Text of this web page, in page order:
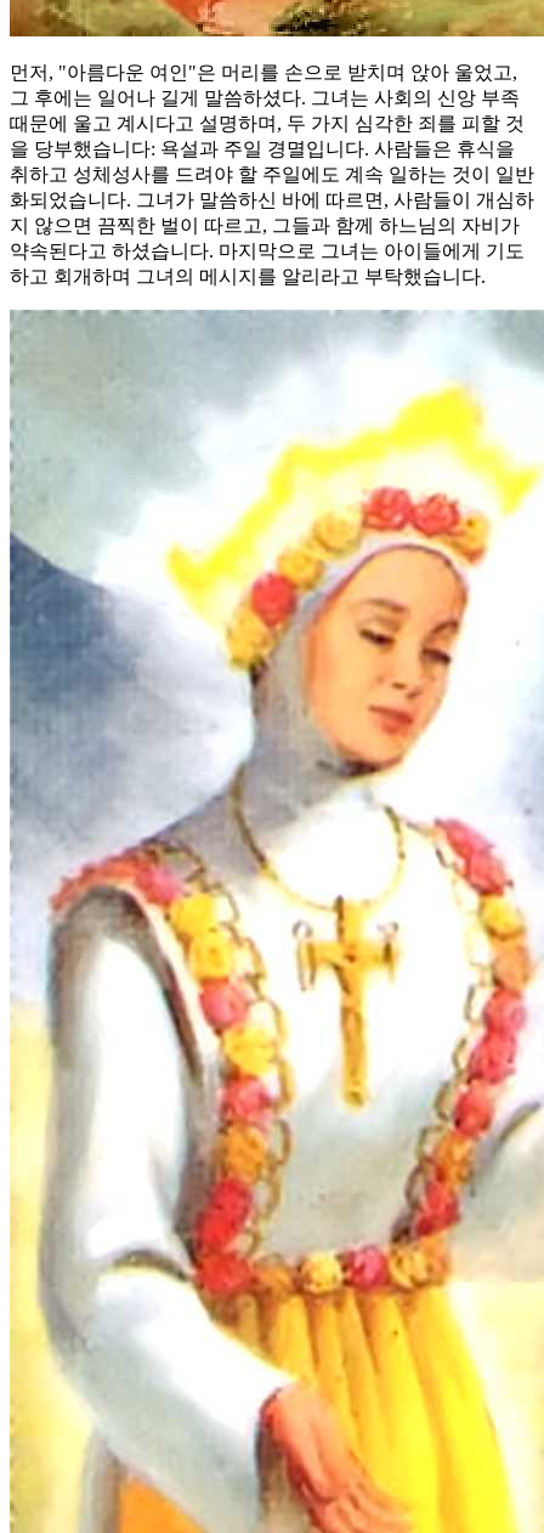
먼저, "아름다운 여인"은 머리를 손으로 받치며 앉아 울었고,
그 후에는 일어나 길게 말씀하셨다. 그녀는 사회의 신앙 부족
때문에 울고 계시다고 설명하며, 두 가지 심각한 죄를 피할 것
을 당부했습니다: 욕설과 주일 경멸입니다. 사람들은 휴식을
취하고 성체성사를 드려야 할 주일에도 계속 일하는 것이 일반
화되었습니다. 그녀가 말씀하신 바에 따르면, 사람들이 개심하
지 않으면 끔찍한 벌이 따르고, 그들과 함께 하느님의 자비가
약속된다고 하셨습니다. 마지막으로 그녀는 아이들에게 기도
하고 회개하며 그녀의 메시지를 알리라고 부탁했습니다.